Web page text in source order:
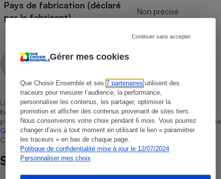
Gérer mes cookies
Que Choisir Ensemble et ses7 partenaires utilisent des
traceurs pour mesurer l’audience, la performance,
personnaliser les contenus, les partager, optimiser la
promotion et afficher des contenus provenant de sites tiers.
Nous conserverons votre choix pendant 6 mois. Vous pourrez
changer d’avis à tout moment en utilisant le lien « paramétrer
les traceurs » en bas de chaque page.
Politique de confidentialité mise à jour le 12/07/2024
Personnaliser mes choix
Continuer sans accepter
Pays de fabrication (déclaré
par le fabricant)
Non précisé
Aissam Haddad
La sélection de produits ou services est représentative du marché,
bien que non-exhaustive. À l’exception des autorisations données
par Bureau Veritas Certification conformément aux règles de La Note
Que Choisir, il n’existe aucune relation contractuelle entre Que
Choisir Ensemble et les professionnels référencés.
Sur le même sujet